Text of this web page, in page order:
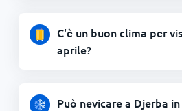
C'è un buon clima per
aprile?
Può nevicare a Djerba